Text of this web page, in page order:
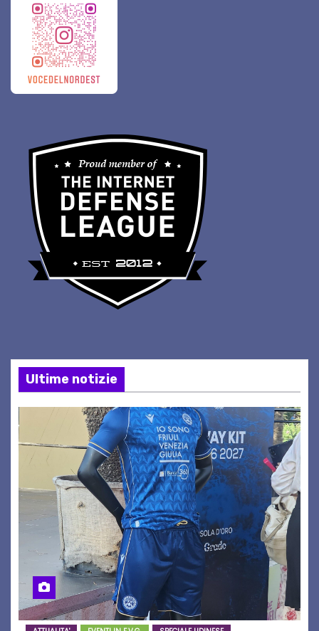
Ultime notizie